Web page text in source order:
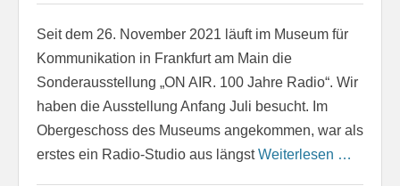
Seit dem 26. November 2021 läuft im Museum für
Kommunikation in Frankfurt am Main die
Sonderausstellung „ON AIR. 100 Jahre Radio“. Wir
haben die Ausstellung Anfang Juli besucht. Im
Obergeschoss des Museums angekommen, war als
erstes ein Radio-Studio aus längstWeiterlesen …